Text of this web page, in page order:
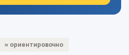
≈ ориентировочно